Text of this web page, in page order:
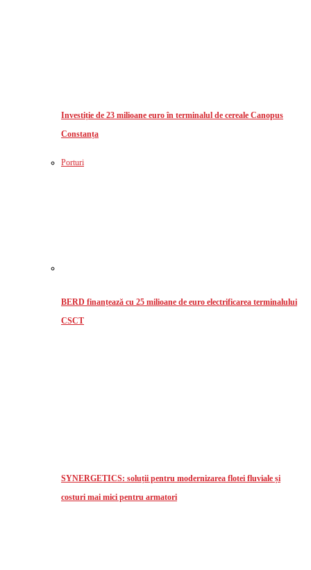
Investiție de 23 milioane euro în terminalul de cereale Canopus
Constanța
Porturi
BERD finanțează cu 25 milioane de euro electrificarea terminalului
CSCT
SYNERGETICS: soluții pentru modernizarea flotei fluviale și
costuri mai mici pentru armatori